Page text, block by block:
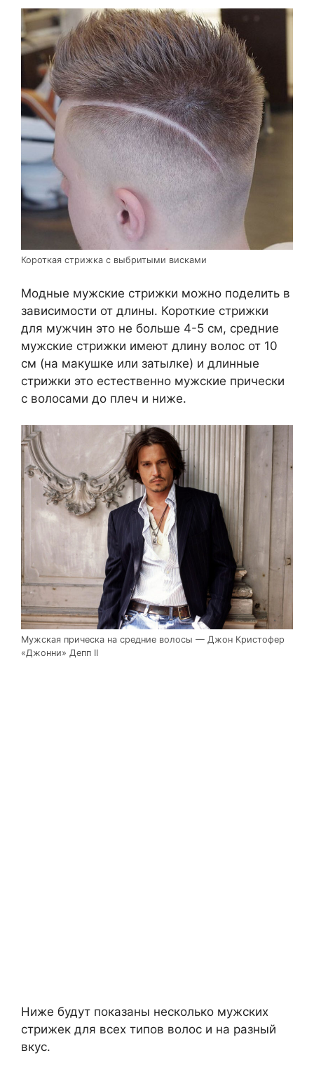
Короткая стрижка с выбритыми висками
Модные мужские стрижки можно поделить в
зависимости от длины. Короткие стрижки
для мужчин это не больше 4-5 см, средние
мужские стрижки имеют длину волос от 10
см (на макушке или затылке) и длинные
стрижки это естественно мужские прически
с волосами до плеч и ниже.
Мужская прическа на средние волосы — Джон Кристофер
«Джонни» Депп II
Ниже будут показаны несколько мужских
стрижек для всех типов волос и на разный
вкус.